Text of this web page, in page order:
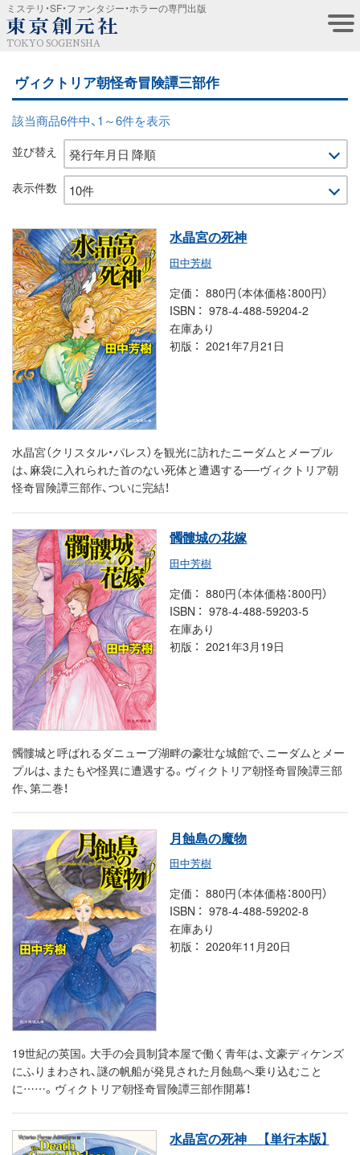
ミステリ・SF・ファンタジー・ホラーの専門出版
TOKYO SOGENSHA
ヴィクトリア朝怪奇冒険譚三部作
該当商品6件中、1～6件を表示
並び替え
表示件数
水晶宮の死神
田中芳樹
定価
880円（本体価格：800円）
ISBN
978-4-488-59204-2
在庫あり
初版
2021年7月21日
水晶宮（クリスタル・パレス）を観光に訪れたニーダムとメープル
は、麻袋に入れられた首のない死体と遭遇する──ヴィクトリア朝
怪奇冒険譚三部作、ついに完結！
髑髏城の花嫁
田中芳樹
定価
880円（本体価格：800円）
ISBN
978-4-488-59203-5
在庫あり
初版
2021年3月19日
髑髏城と呼ばれるダニューブ湖畔の豪壮な城館で、ニーダムとメー
プルは、またもや怪異に遭遇する。ヴィクトリア朝怪奇冒険譚三部
作、第二巻！
月蝕島の魔物
田中芳樹
定価
880円（本体価格：800円）
ISBN
978-4-488-59202-8
在庫あり
初版
2020年11月20日
19世紀の英国。大手の会員制貸本屋で働く青年は、文豪ディケンズ
にふりまわされ、謎の帆船が発見された月蝕島へ乗り込むこと
に……。ヴィクトリア朝怪奇冒険譚三部作開幕！
水晶宮の死神 【単行本版】